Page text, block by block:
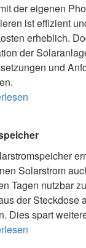
der eigenen
ist effizient
erheblich.
der
und
Solarstrom
Tagen nutzbar
der Steckdose
Dies spart